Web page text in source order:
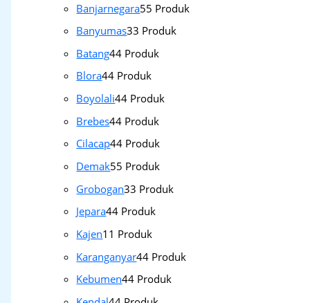
Banjarnegara55 Produk
Banyumas33 Produk
Batang44 Produk
Blora44 Produk
Boyolali44 Produk
Brebes44 Produk
Cilacap44 Produk
Demak55 Produk
Grobogan33 Produk
Jepara44 Produk
Kajen1 1 Produk
Karanganyar44 Produk
Kebumen44 Produk